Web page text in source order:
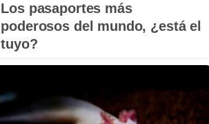
Los pasaportes más
poderosos del mundo, ¿está el
tuyo?